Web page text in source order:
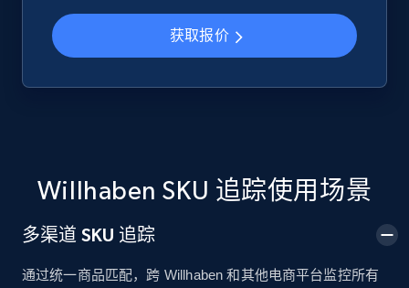
Google Shopping
web using keywords
获取报价
Willhaben SKU 追踪使用场景
多渠道 SKU 追踪
通过统一商品匹配，跨 Willhaben 和其他电商平台监控所有